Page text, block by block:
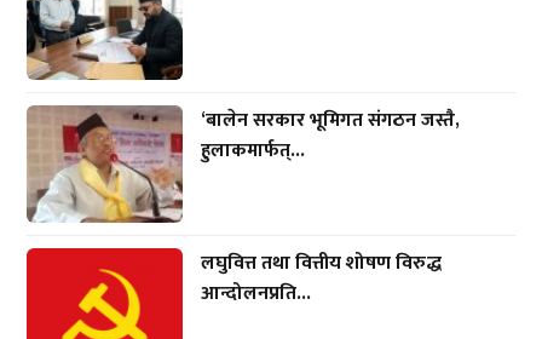
‘बालेन सरकार भूमिगत संगठन जस्तै,
हुलाकमार्फत्...
लघुवित्त तथा वित्तीय शोषण विरुद्ध
आन्दोलनप्रति...